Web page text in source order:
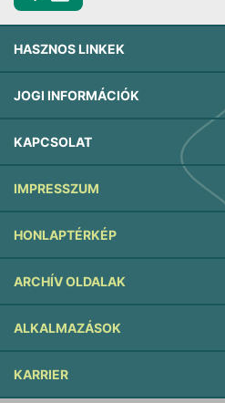
HASZNOS LINKEK
JOGI INFORMÁCIÓK
KAPCSOLAT
IMPRESSZUM
HONLAPTÉRKÉP
ARCHÍV OLDALAK
ALKALMAZÁSOK
KARRIER